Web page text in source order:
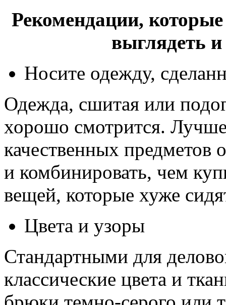
Рекомендации,
выглядеть
Носите одежду,
Одежда, сшитая или
хорошо смотрится.
качественных
и комбинировать, чем
вещей, которые хуже
Цвета и узоры
Стандартными для
классические цвета и